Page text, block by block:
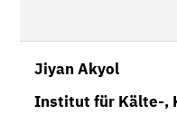
Jiyan Akyol
Institut für Kälte-,